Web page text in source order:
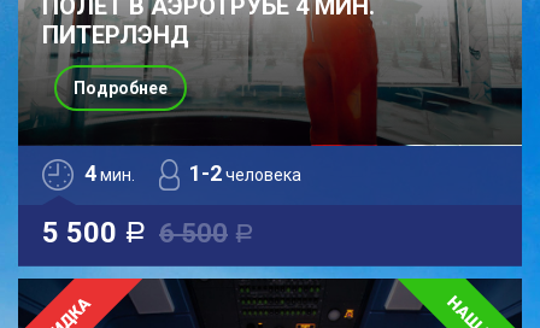
ПОЛЕТ В АЭРОТРУБЕ 4 МИН.
ПИТЕРЛЭНД
4мин. 1-2человека
5 500 a 6 500 a
Подробнее